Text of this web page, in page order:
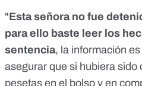
"Esta señora no fue
para ello baste leer los
sentencia, la información
asegurar que si hubiera sido
pesetas en el bolso y en